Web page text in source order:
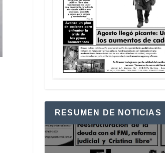
RESUMEN DE NOTICIAS
Reproductor
de
vídeo